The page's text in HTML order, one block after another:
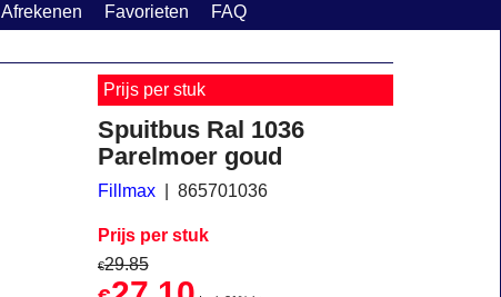
Afrekenen Favorieten
FAQ
Prijs per stuk
Spuitbus Ral 1036
Parelmoer goud
Fillmax 865701036
Prijs per stuk
€29.85